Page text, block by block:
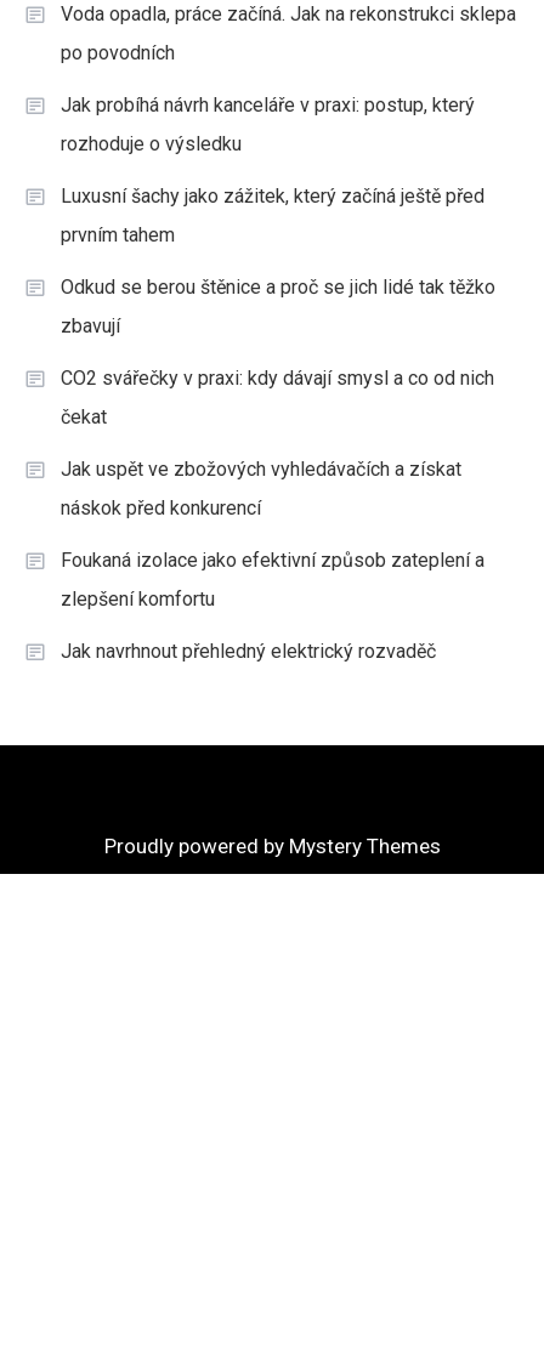
Voda opadla, práce začíná. Jak na rekonstrukci sklepa
po povodních
Jak probíhá návrh kanceláře v praxi: postup, který
rozhoduje o výsledku
Luxusní šachy jako zážitek, který začíná ještě před
prvním tahem
Odkud se berou štěnice a proč se jich lidé tak těžko
zbavují
CO2 svářečky v praxi: kdy dávají smysl a co od nich
čekat
Jak uspět ve zbožových vyhledávačích a získat
náskok před konkurencí
Foukaná izolace jako efektivní způsob zateplení a
zlepšení komfortu
Jak navrhnout přehledný elektrický rozvaděč
Proudly powered by Mystery Themes